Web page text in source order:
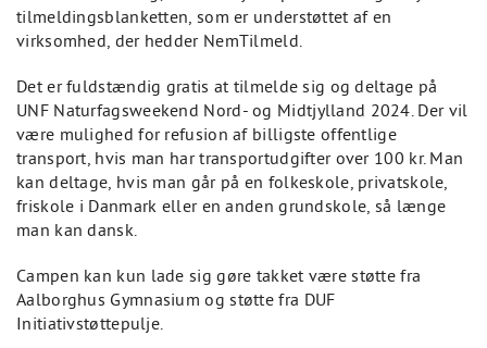
tilmeldingsblanketten, som er understøttet af en
virksomhed, der hedder NemTilmeld.
Det er fuldstændig gratis at tilmelde sig og deltage på
UNF Naturfagsweekend Nord- og Midtjylland 2024. Der vil
være mulighed for refusion af billigste offentlige
transport, hvis man har transportudgifter over 100 kr. Man
kan deltage, hvis man går på en folkeskole, privatskole,
friskole i Danmark eller en anden grundskole, så længe
man kan dansk.
Campen kan kun lade sig gøre takket være støtte fra
Aalborghus Gymnasium og støtte fra DUF
Initiativstøttepulje.